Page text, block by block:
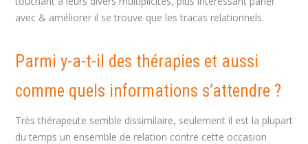
avec & améliorer il se trouve que les tracas relationnels.
Parmi y-a-t-il des thérapies et aussi
comme quels informations s’attendre ?
Très thérapeute semble dissimilaire, seulement il est la plupart
du temps un ensemble de relation contre cette occasion